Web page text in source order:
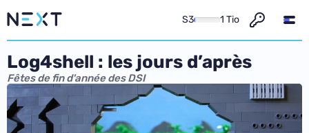
S3 1 Tio
Log4shell : les jours d’après
Fêtes de fin d'année des DSI